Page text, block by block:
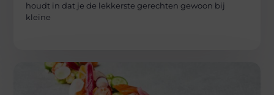
houdt in dat je de lekkerste gerechten gewoon bij
kleine